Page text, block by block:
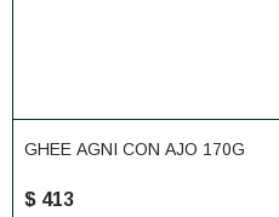
GHEE AGNI CON AJO 170G
$ 413